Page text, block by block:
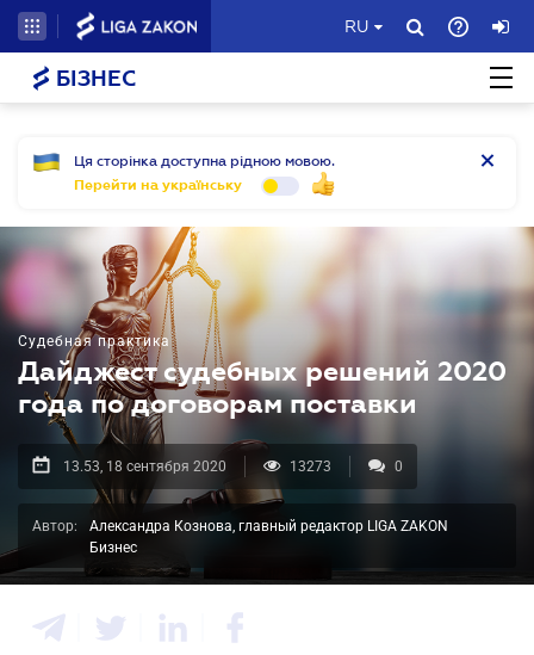
RU
БІЗНЕС
Ця сторінка доступна рідною мовою.
Перейти на українську
Судебная практика
Дайджест судебных решений 2020
года по договорам поставки
13.53, 18 сентября 2020 13273 0
Автор:
Александра Кознова, главный редактор LIGA ZAKON
Бизнес